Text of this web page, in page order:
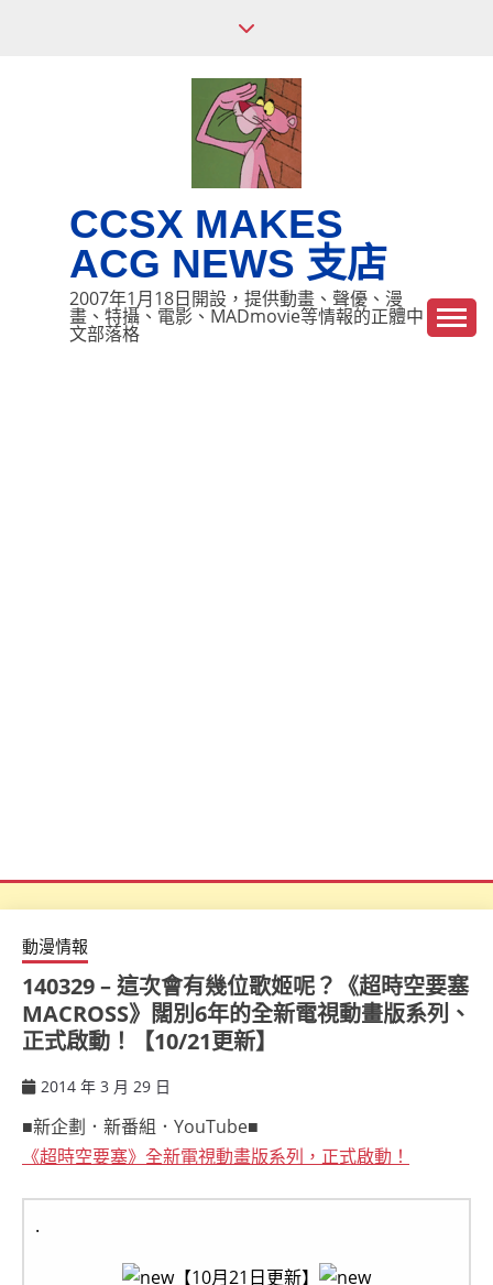
CCSX MAKES
ACG NEWS 支店
2007年1月18日開設，提供動畫、聲優、漫
畫、特攝、電影、MADmovie等情報的正體中
文部落格
動漫情報
140329 – 這次會有幾位歌姬呢？《超時空要塞
MACROSS》闊別6年的全新電視動畫版系列、
正式啟動！【10/21更新】
2014 年 3 月 29 日
■新企劃．新番組．YouTube■
《超時空要塞》全新電視動畫版系列，正式啟動！
.
【10月21日更新】